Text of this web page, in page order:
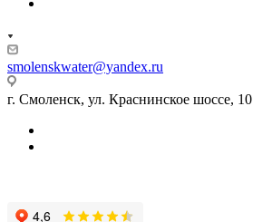
smolenskwater@yandex.ru
г. Смоленск, ул. Краснинское шоссе, 10